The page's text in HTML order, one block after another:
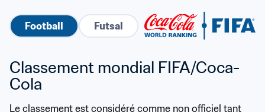
Football Futsal
Classement mondial FIFA/Coca-
Cola
Le classement est considéré comme non officiel tant